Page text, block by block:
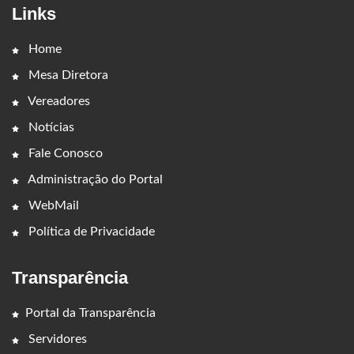
Links
Home
Mesa Diretora
Vereadores
Notícias
Fale Conosco
Administração do Portal
WebMail
Política de Privacidade
Transparência
Portal da Transparência
Servidores